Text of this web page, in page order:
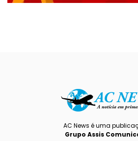
AC News é uma
Grupo Assis